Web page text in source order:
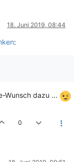
18. Juni 2019, 08:44
:
Wunsch dazu ...
0